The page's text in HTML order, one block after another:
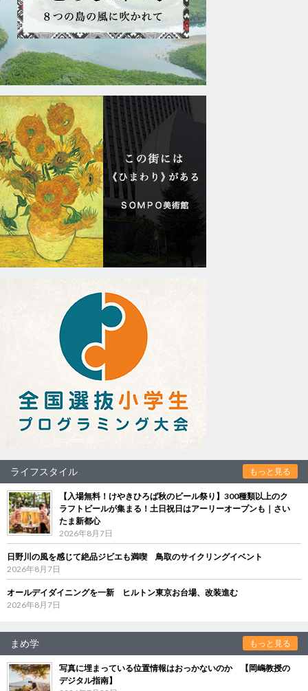
ライフスタイル もっと見る
【入場無料！けやきひろば秋のビール祭り】300種類以上のク
ラフトビールが集まる！土日祝日はアーリーオープンも｜さい
たま新都心
2026年8月7日
日野川の風を感じて絶品ジビエも満喫 鳥取のサイクリングイベント
2026年8月7日
オールデイダイニングを一新 ヒルトン東京お台場、改装進む
2026年8月7日
まめ学 もっと見る
写真に埋まっている位置情報はおっかないのか 【岡嶋教授の
デジタル指南】